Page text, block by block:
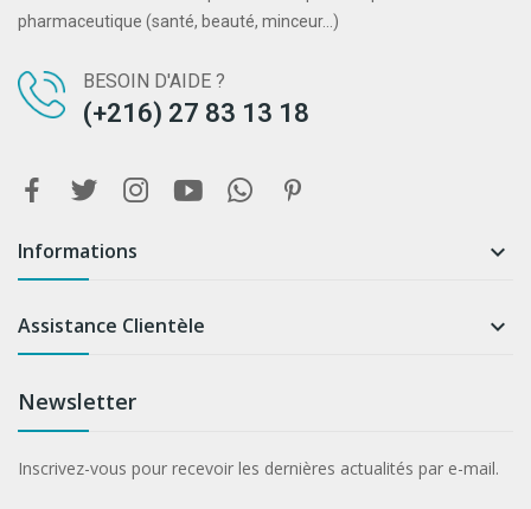
pharmaceutique (santé, beauté, minceur...)
BESOIN D'AIDE ?
(+216) 27 83 13 18
Informations 
Assistance Clientèle 
Newsletter
Inscrivez-vous pour recevoir les dernières actualités par e-mail.